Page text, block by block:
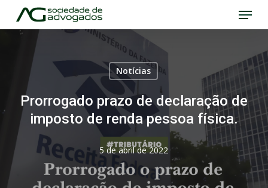
Skip
to
content
Menu
Notícias
Prorrogado prazo de declaração de
imposto de renda pessoa física.
5 de abril de 2022
Menu